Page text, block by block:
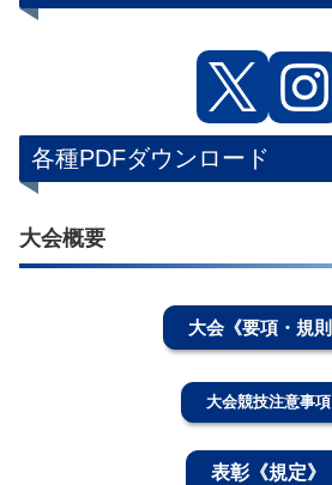
各種PDFダウンロード
大会概要
大会《要項・規則
大会競技注意事項
表彰《規定》